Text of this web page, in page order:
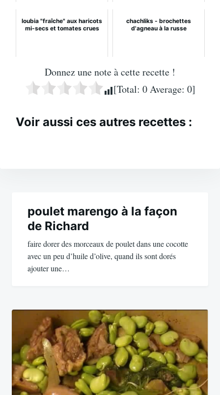
loubia "fraîche" aux haricots
mi-secs et tomates crues
chachliks - brochettes
d'agneau à la russe
Donnez une note à cette recette !
[Total: 0Average: 0]
Voir aussi ces autres recettes :
l’article
poulet marengo à la façon
de Richard
faire dorer des morceaux de poulet dans une cocotte
avec un peu d’huile d’olive, quand ils sont dorés
ajouter une…